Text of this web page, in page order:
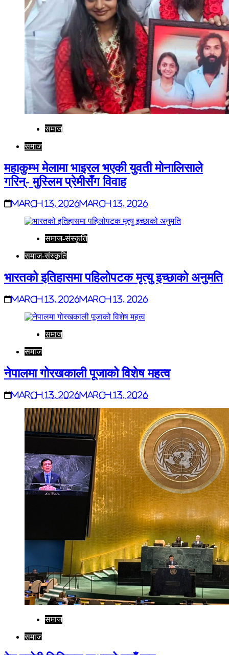
समाज
समाज
महाकुम्भ मेलामा भाइरल भएकी युवती मोनालिसाले
गरिन्- मुस्लिम प्रेमीसँग विवाह
March 13, 2026March 13, 2026
समाज-संस्कृति
समाज-संस्कृति
भारतको इतिहासमा पहिलोपटक मृत्यु इच्छाको अनुमति
March 13, 2026March 13, 2026
समाज
समाज
नेपालमा गोरखकाली पूजाको विशेष महत्व
March 13, 2026March 13, 2026
समाज
समाज